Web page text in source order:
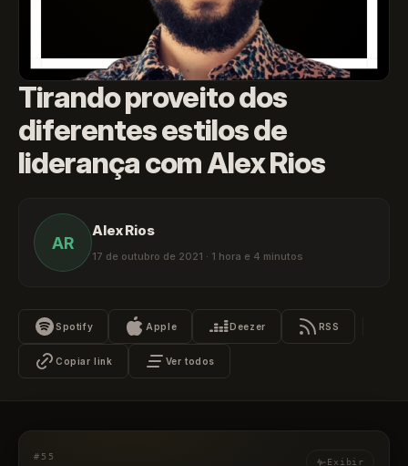
Tirando proveito dos
diferentes estilos de
liderança com Alex Rios
AR
Alex Rios
17 de outubro de 2021 · 1 hora e 4 minutos
Spotify Apple Deezer RSS
Copiar link Ver todos
#55
Exibir